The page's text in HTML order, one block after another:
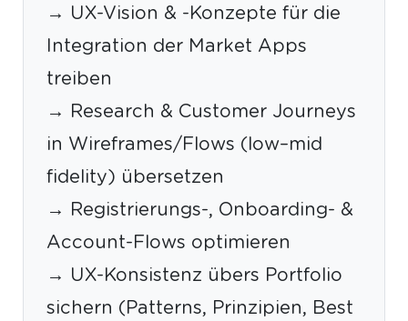
→ UX-Vision & -Konzepte für die
Integration der Market Apps
treiben
→ Research & Customer Journeys
in Wireframes/Flows (low–mid
fidelity) übersetzen
→ Registrierungs-, Onboarding- &
Account-Flows optimieren
→ UX-Konsistenz übers Portfolio
sichern (Patterns, Prinzipien, Best